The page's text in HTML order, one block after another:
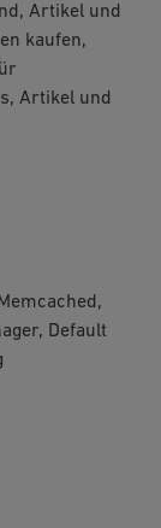
Artikel und
kaufen,
Artikel und
Default